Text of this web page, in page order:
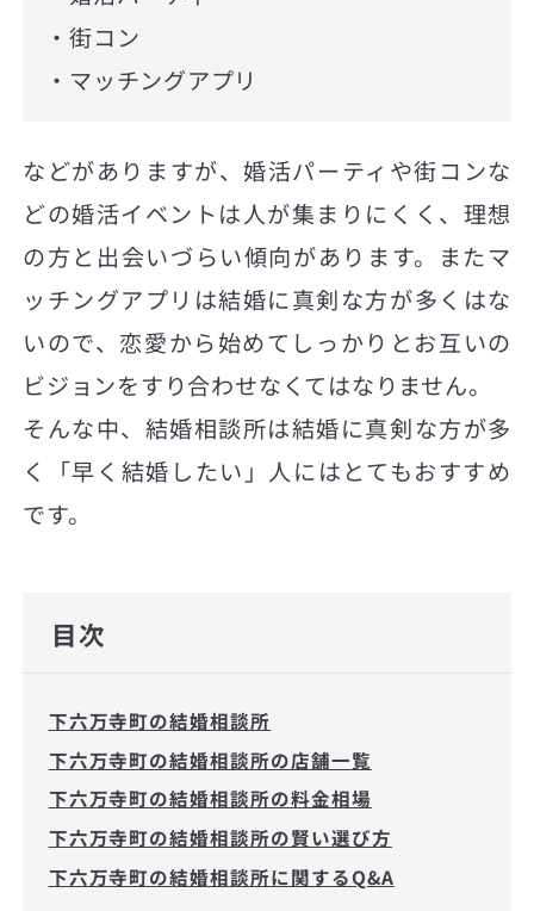
・街コン
・マッチングアプリ
などがありますが、婚活パーティや街コンな
どの婚活イベントは人が集まりにくく、理想
の方と出会いづらい傾向があります。またマ
ッチングアプリは結婚に真剣な方が多くはな
いので、恋愛から始めてしっかりとお互いの
ビジョンをすり合わせなくてはなりません。
そんな中、結婚相談所は結婚に真剣な方が多
く「早く結婚したい」人にはとてもおすすめ
です。
目次
下六万寺町の結婚相談所
下六万寺町の結婚相談所の店舗一覧
下六万寺町の結婚相談所の料金相場
下六万寺町の結婚相談所の賢い選び方
下六万寺町の結婚相談所に関するQ&A